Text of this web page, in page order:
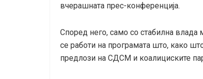
вчерашната прес-конференција.
Според него, само со стабилна
се работи на програмата што, како
предлози на СДСМ и коалициските